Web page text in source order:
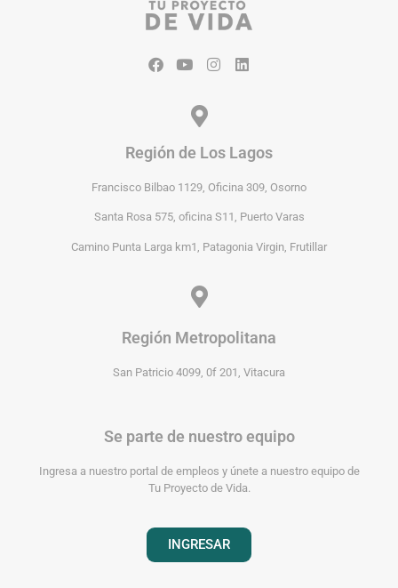
Región de Los Lagos
Francisco Bilbao 1129, Oficina 309, Osorno
Santa Rosa 575, oficina S11, Puerto Varas
Camino Punta Larga km1, Patagonia Virgin, Frutillar
Región Metropolitana
San Patricio 4099, 0f 201, Vitacura
Se parte de nuestro equipo
Ingresa a nuestro portal de empleos y únete a nuestro equipo de
Tu Proyecto de Vida.
INGRESAR